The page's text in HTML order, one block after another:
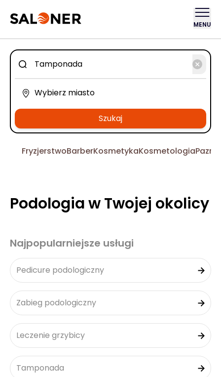
MENU
Szukaj
FryzjerstwoBarberKosmetykaKosmetologia
Podologia w Twojej okolicy
Najpopularniejsze usługi
Pedicure podologiczny
Zabieg podologiczny
Leczenie grzybicy
Tamponada